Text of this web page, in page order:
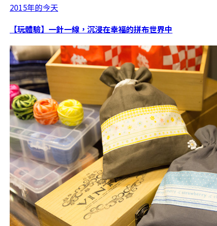
2015年的今天
【玩體驗】一針一線，沉浸在幸福的拼布世界中